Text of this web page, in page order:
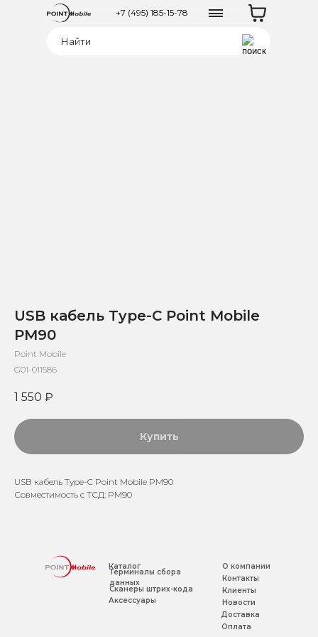
+7 (495) 185-15-78
USB кабель Type-C Point Mobile
PM90
Point Mobile
G01-011586
1 550 ₽
Купить
USB кабель Type-C Point Mobile PM90
Совместимость с ТСД: PM90
Каталог
Контакты
Новости
Оплата
Доставка
Клиенты
О компании
Аксессуары
Терминалы сбора
данных
Сканеры штрих-кода